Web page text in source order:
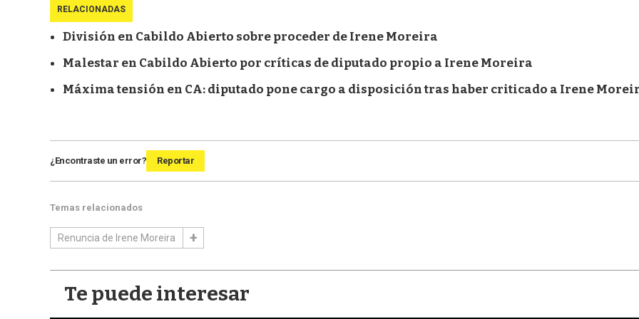
RELACIONADAS
División en Cabildo Abierto sobre proceder de Irene Moreira
Malestar en Cabildo Abierto por críticas de diputado propio a Irene Moreira
Máxima tensión en CA: diputado pone cargo a disposición tras haber criticado a Irene
¿Encontraste un error? Reportar
Temas relacionados
Renuncia de Irene Moreira
Te puede interesar